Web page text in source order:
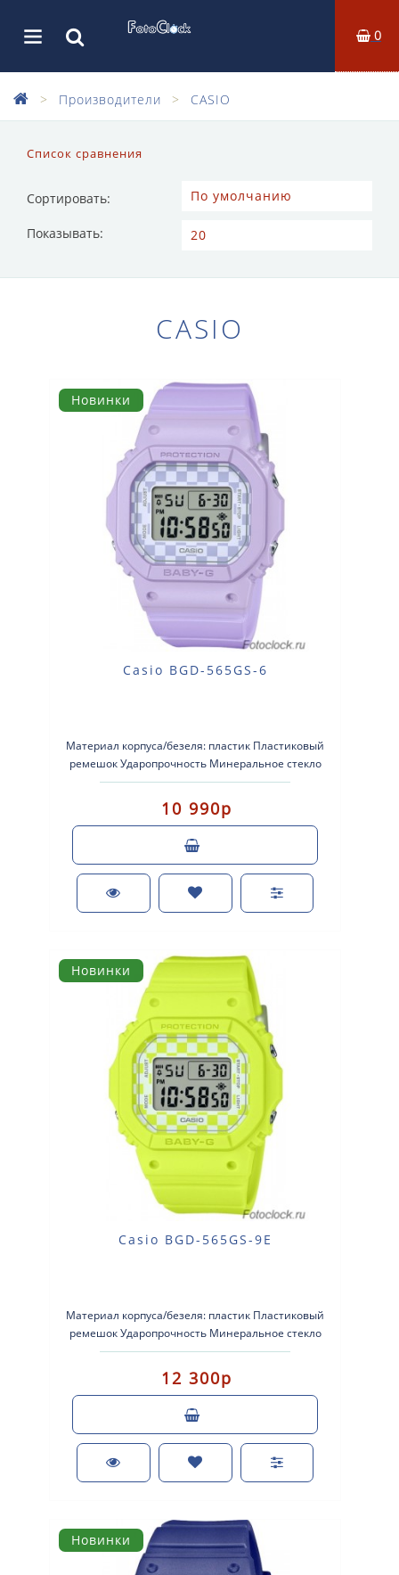
0
Производители CASIO
Список сравнения
Сортировать:
Показывать:
CASIO
Новинки
Casio BGD-565GS-6
Материал корпуса/безеля: пластик Пластиковый
ремешок Ударопрочность Минеральное стекло
Водонепро..
10 990р
Новинки
Casio BGD-565GS-9E
Материал корпуса/безеля: пластик Пластиковый
ремешок Ударопрочность Минеральное стекло
Водонепрони..
12 300р
Новинки